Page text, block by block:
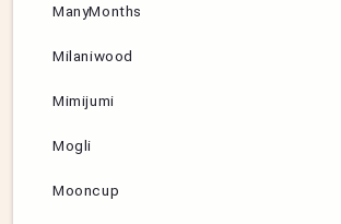
ManyMonths
Milaniwood
Mimijumi
Mogli
Mooncup